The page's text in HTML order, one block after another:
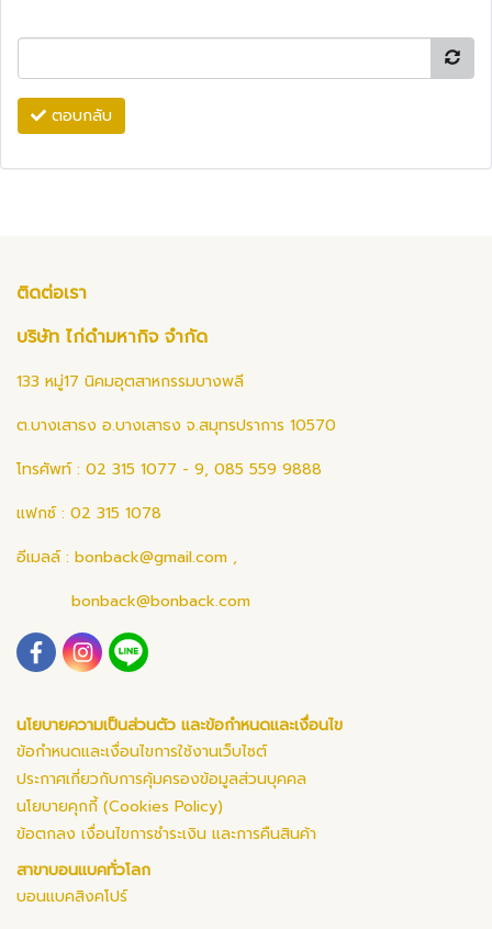
ตอบกลับ
ติดต่อเรา
บริษัท ไก่ดำมหากิจ จำกัด
133 หมู่17 นิคมอุตสาหกรรมบางพลี
ต.บางเสาธง อ.บางเสาธง จ.สมุทรปราการ 10570
โทรศัพท์ : 02 315 1077 - 9, 085 559 9888
แฟกซ์ : 02 315 1078
อีเมลล์ : bonback@gmail.com ,
bonback@bonback.com
นโยบายความเป็นส่วนตัว และข้อกำหนดและเงื่อนไข
ข้อกำหนดและเงื่อนไขการใช้งานเว็บไซต์
ประกาศเกี่ยวกับการคุ้มครองข้อมูลส่วนบุคคล
นโยบายคุกกี้ (Cookies Policy)
ข้อตกลง เงื่อนไขการชำระเงิน และการคืนสินค้า
สาขาบอนแบคทั่วโลก
บอนแบคสิงคโปร์